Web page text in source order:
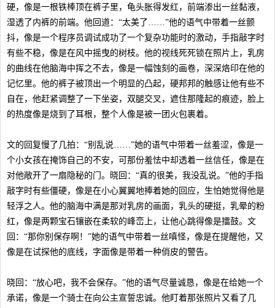
硬，像是一根铁棒顶在裤子里，龟头胀得发红，前端渗出一丝黏液，
湿透了内裤的前端。他回道：“太美了……”他的语气中带着一丝颤
抖，像是一个程序员调试成功了一个复杂功能时的激动，手指敲字时
有些不稳，像是在风中摇曳的树枝。他的视线死死锁在照片上，乳房
的曲线在他脑海中挥之不去，像是一幅蚀刻的画卷，深深烙印在他的
记忆里。他的裤子被顶出一个明显的凸起，硬邦邦的触感让他有些不
自在，他赶紧调整了一下坐姿，双腿交叉，遮住那隆起的痕迹，脸上
的热度像是烧到了耳根，整个人像是被一团火包裹着。
文的回复慢了几拍：“别乱说……”她的语气中带着一丝羞涩，像是一
个小女孩在掩饰自己的不安，可那份羞怯中却透着一丝信任，像是在
对他敞开了一扇隐秘的门。晓回：“真的很美，我没乱说。”他的手指
敲字时有些僵硬，像是在小心翼翼地捧着她的回应，生怕她觉得他是
轻浮之人。他的脑海中满是那对乳房的画面，乳头的硬挺，乳晕的粉
红，像是两颗宝石镶嵌在柔软的峰峦上，让他心跳得像是擂鼓。文
回：“那你别保存啊！”她的语气中带着一丝嗔怪，像是在提醒他，又
像是在试探他的底线，字面像是带着一种俏皮的警告。
晓回：“放心吧，我不会保存。”他的语气尽量诚恳，像是在给她一个
承诺，像是一个骑士在向公主宣誓忠诚。他盯着那张照片又看了几